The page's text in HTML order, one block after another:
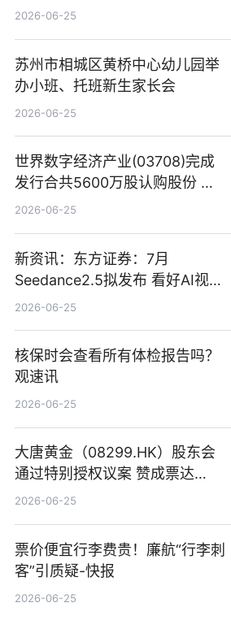
C料价格微幅下跌
2026-06-25
苏州市相城区黄桥中心幼儿园举
办小班、托班新生家长会
2026-06-25
世界数字经济产业(03708)完成
发行合共5600万股认购股份 净
筹约1007万港元 独家焦点
2026-06-25
新资讯：东方证券：7月
Seedance2.5拟发布 看好AI视频
创作工作流进一步提效
2026-06-25
核保时会查看所有体检报告吗？
观速讯
2026-06-25
大唐黄金（08299.HK）股东会
通过特别授权议案 赞成票达
100%_新动态
2026-06-25
票价便宜行李费贵！廉航“行李刺
客”引质疑-快报
2026-06-25